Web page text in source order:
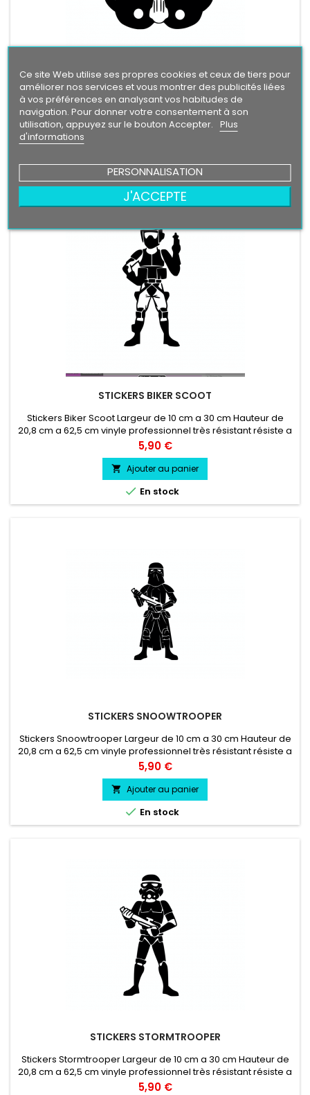
STICKERS TROOPER PIRATE
Stickers Trooper Pirate Largeur de 10 cm a 30 cm Hauteur de
10 cm a 30,2 cm vinyle professionnel très résistant résiste a
l'eau, essence, chaleur, froid.
Prix
5,90 €
En stock
STICKERS BIKER SCOOT
Stickers Biker Scoot Largeur de 10 cm a 30 cm Hauteur de
20,8 cm a 62,5 cm vinyle professionnel très résistant résiste a
l'eau, essence, chaleur, froid.
Prix
5,90 €
 Ajouter au panier
 En stock
STICKERS SNOOWTROOPER
Stickers Snoowtrooper Largeur de 10 cm a 30 cm Hauteur de
20,8 cm a 62,5 cm vinyle professionnel très résistant résiste a
l'eau, essence, chaleur, froid.
Prix
5,90 €
 Ajouter au panier
 En stock
STICKERS STORMTROOPER
Stickers Stormtrooper Largeur de 10 cm a 30 cm Hauteur de
20,8 cm a 62,5 cm vinyle professionnel très résistant résiste a
l'eau, essence, chaleur, froid.
Prix
5,90 €
Ce site Web utilise ses propres cookies et ceux de tiers pour
améliorer nos services et vous montrer des publicités liées
à vos préférences en analysant vos habitudes de
navigation. Pour donner votre consentement à son
utilisation, appuyez sur le bouton Accepter. Plus
d'informations
PERSONNALISATION
J'ACCEPTE